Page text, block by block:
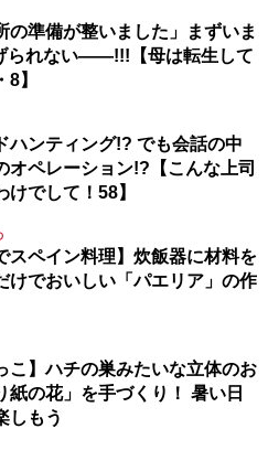
の準備が整いました」まずいま
られない――!!!【母は転生して
】
ハンティング!? でも会話の中
オペレーション!?【こんな上司
けでして！58】
スペイン料理】炊飯器に材料を
けでおいしい「パエリア」の作
こ】ハチの巣みたいな立体のお
紙の花」を手づくり！ 暑い日
しもう